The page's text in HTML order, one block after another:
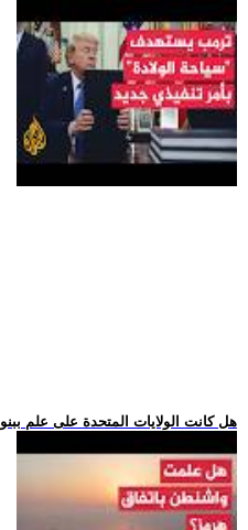
.. هل كانت الولايات المتحدة على علم